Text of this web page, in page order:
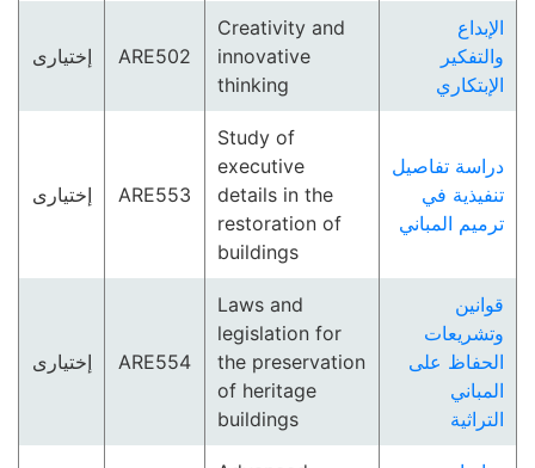
الإبداع
والتفكير
الإبتكاري
Creativity and
innovative
thinking
ARE502 إختيارى
دراسة تفاصيل
تنفيذية في
ترميم المباني
Study of
executive
details in the
restoration of
buildings
ARE553 إختيارى
قوانين
وتشريعات
الحفاظ على
المباني
التراثية
Laws and
legislation for
the preservation
of heritage
buildings
ARE554 إختيارى